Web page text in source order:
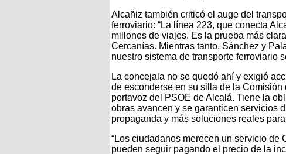
Alcañiz también criticó el auge del
ferroviario: “La línea 223, que conecta
millones de viajes. Es la prueba más
Cercanías. Mientras tanto, Sánchez y
nuestro sistema de transporte ferroviario
La concejala no se quedó ahí y exigió
de esconderse en su silla de la
portavoz del PSOE de Alcalá. Tiene la
obras avancen y se garanticen servicios
propaganda y más soluciones reales
“Los ciudadanos merecen un servicio
pueden seguir pagando el precio de la